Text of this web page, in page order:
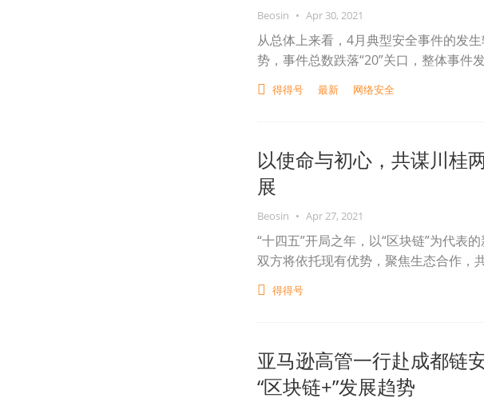
Beosin • Apr 30, 2021
从总体上来看，4月典型安全事件的发
势，事件总数跌落“20”关口，整体事件
得得号 最新 网络安全
以使命与初心，共谋川桂
展
Beosin • Apr 27, 2021
“十四五”开局之年，以“区块链”为代表
双方将依托现有优势，聚焦生态合作，
得得号
亚马逊高管一行赴成都链
“区块链+”发展趋势